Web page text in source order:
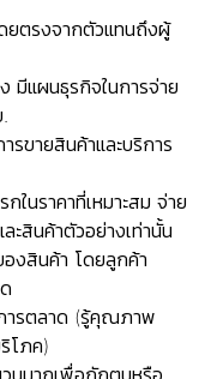
ยตรงจากตัวแทนถึงผู้
แผนธุรกิจในการจ่าย
รขายสินค้าและบริการ
ในราคาที่เหมาะสม จ่าย
ะสินค้าตัวอย่างเท่านั้น
งสินค้า โดยลูกค้า
ารตลาด (รู้คุณภาพ
โภค)
นมากเพื่อกักตุนหรือ